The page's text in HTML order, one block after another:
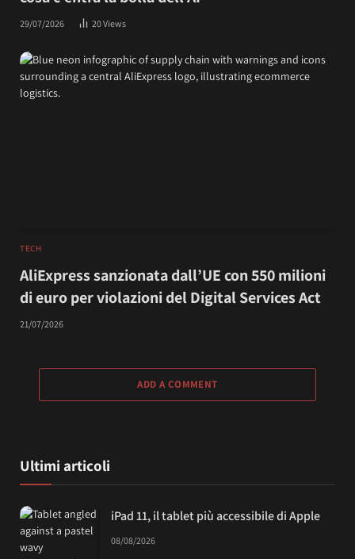
29/07/2026 20Views
TECH
AliExpress sanzionata dall’UE con 550 milioni
di euro per violazioni del Digital Services Act
21/07/2026
ADD A COMMENT
Ultimi articoli
iPad 11, il tablet più accessibile di Apple
08/08/2026